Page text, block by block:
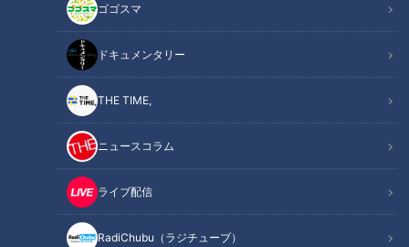
ゴゴスマ
ドキュメンタリー
THE TIME,
ニュースコラム
ライブ配信
RadiChubu（ラジチューブ）
この記事を見たあなたへのおすすめ
あきらめたらそこでシーズン終
了！中日ドラゴンズ、浅尾、荒
井端の口から飛び出した！ ドラ
ゴンズ優勝へのカギとなる首位